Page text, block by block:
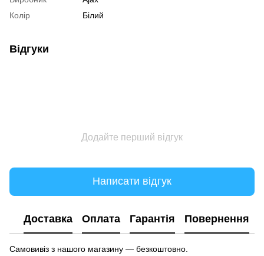
Колір
Білий
Відгуки
Додайте перший відгук
Написати відгук
Доставка Оплата Гарантія Повернення
Самовивіз з нашого магазину — безкоштовно.